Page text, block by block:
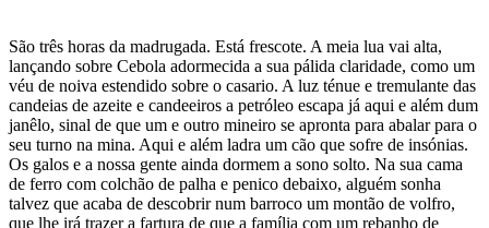
São três horas da madrugada. Está frescote. A meia lua vai alta,
lançando sobre Cebola adormecida a sua pálida claridade, como um
véu de noiva estendido sobre o casario. A luz ténue e tremulante das
candeias de azeite e candeeiros a petróleo escapa já aqui e além dum
janêlo, sinal de que um e outro mineiro se apronta para abalar para o
seu turno na mina. Aqui e além ladra um cão que sofre de insónias.
Os galos e a nossa gente ainda dormem a sono solto. Na sua cama
de ferro com colchão de palha e penico debaixo, alguém sonha
talvez que acaba de descobrir num barroco um montão de volfro,
que lhe irá trazer a fartura de que a família com um rebanho de